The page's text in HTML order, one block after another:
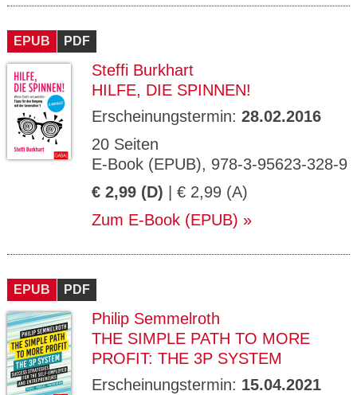
EPUB PDF
Steffi Burkhart
HILFE, DIE SPINNEN!
Erscheinungstermin: 28.02.2016
20 Seiten
E-Book (EPUB), 978-3-95623-328-9
€ 2,99 (D) | € 2,99 (A)
Zum E-Book (EPUB)
EPUB PDF
Philip Semmelroth
THE SIMPLE PATH TO MORE
PROFIT: THE 3P SYSTEM
Erscheinungstermin: 15.04.2021